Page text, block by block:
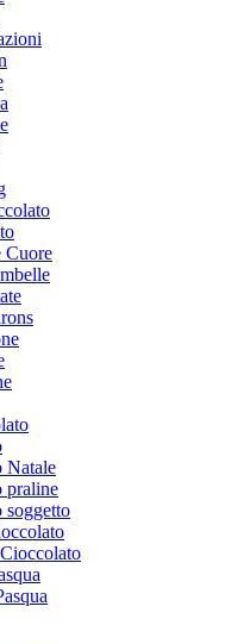
Cuore
Natale
praline
soggetto